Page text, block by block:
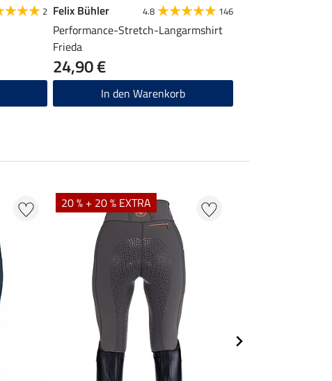
2 Felix Bühler 4.8 146
Performance-Stretch-Langarmshirt
Frieda
24,90 €
In den Warenkorb
20 % + 20 % EXTRA